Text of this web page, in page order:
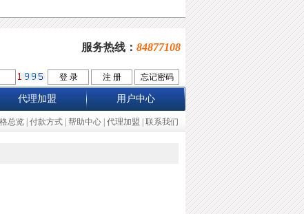
服务热线： 84877108
代理加盟 用户中心
总览 付款方式 帮助中心 代理加盟 联系我们